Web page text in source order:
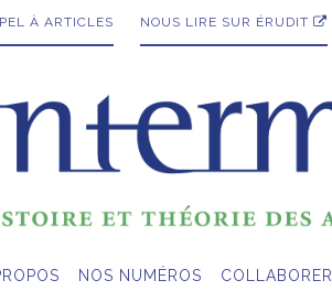
À ARTICLES NOUS LIRE SUR ÉRUDIT
NOS NUMÉROS COLLABORER